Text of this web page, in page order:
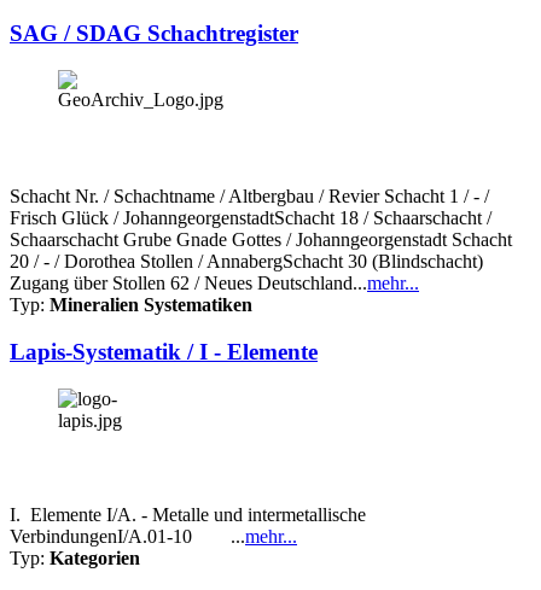
SAG / SDAG Schachtregister
Schacht Nr. / Schachtname / Altbergbau / Revier Schacht 1 / - /
Frisch Glück / JohanngeorgenstadtSchacht 18 / Schaarschacht /
Schaarschacht Grube Gnade Gottes / Johanngeorgenstadt Schacht
20 / - / Dorothea Stollen / AnnabergSchacht 30 (Blindschacht)
Zugang über Stollen 62 / Neues Deutschland...mehr...
Typ: Mineralien Systematiken
Lapis-Systematik / I - Elemente
I. Elemente I/A. - Metalle und intermetallische
VerbindungenI/A.01-10 ...mehr...
Typ: Kategorien